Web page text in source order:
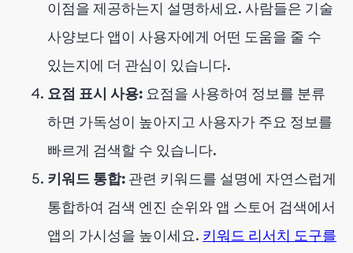
이점을 제공하는지 설명하세요. 사람들은 기술
사양보다 앱이 사용자에게 어떤 도움을 줄 수
있는지에 더 관심이 있습니다.
요점 표시 사용: 요점을 사용하여 정보를 분류
하면 가독성이 높아지고 사용자가 주요 정보를
빠르게 검색할 수 있습니다.
키워드 통합: 관련 키워드를 설명에 자연스럽게
통합하여 검색 엔진 순위와 앱 스토어 검색에서
앱의 가시성을 높이세요. 키워드 리서치 도구를